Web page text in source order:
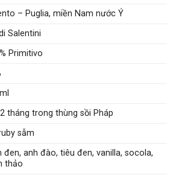
– Puglia, miền Nam nước Ý
Salentini
Primitivo
tháng trong thùng sồi Pháp
sẫm
đen, anh đào, tiêu đen, vanilla, socola,
thảo